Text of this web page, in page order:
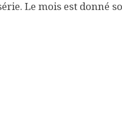
Le mois est donné